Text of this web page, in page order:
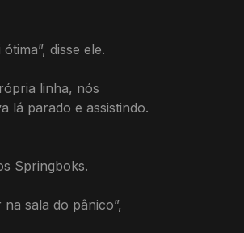
disse ele.
linha, nós
lá parado e assistindo.
Springboks.
sala do pânico”,